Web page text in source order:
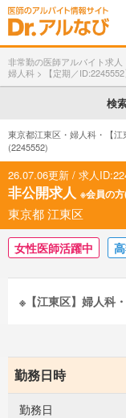
非常勤の医師アルバイト求人
婦人科 > 【定期／
検
東京都江東区・婦人科・【
(2245552)
26.07.06更新 / 求人
非公開求人 ※会員の
東京都 江東区
女性医師活躍中
※【江東区】婦人科
勤務日時
勤務日